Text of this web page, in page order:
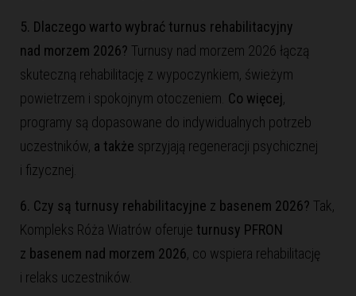
5. Dlaczego warto wybrać turnus rehabilitacyjny
nad morzem 2026? Turnusy nad morzem 2026 łączą
skuteczną rehabilitację z wypoczynkiem, świeżym
powietrzem i spokojnym otoczeniem. Co więcej,
programy są dopasowane do indywidualnych potrzeb
uczestników, a także sprzyjają regeneracji psychicznej
i fizycznej.
6. Czy są turnusy rehabilitacyjne z basenem 2026? Tak,
Kompleks Róża Wiatrów oferuje turnusy PFRON
z basenem nad morzem 2026, co wspiera rehabilitację
i relaks uczestników.